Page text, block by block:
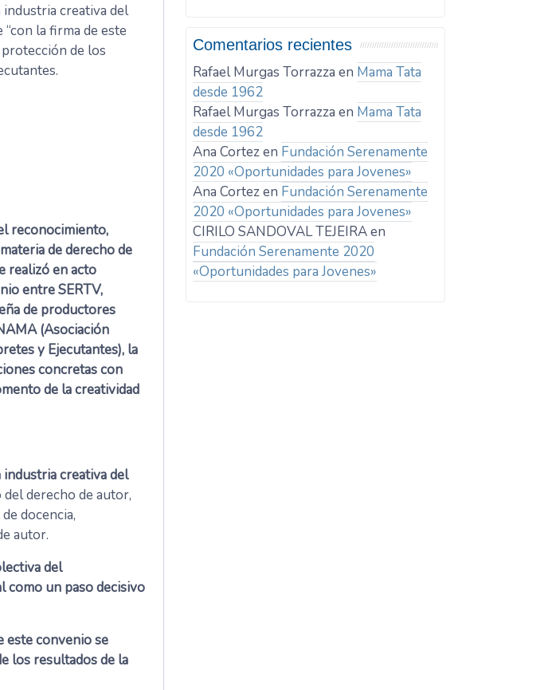
industria creativa del
la firma de este
de los
reconocimiento,
de derecho de
realizó en acto
entre SERTV,
de productores
(Asociación
y Ejecutantes), la
concretas con
de la creatividad
industria creativa del
derecho de autor,
docencia,
autor.
del
como un paso decisivo
este convenio se
los resultados de la
Comentarios recientes
Rafael Murgas Torrazza en Mama Tata
desde 1962
Rafael Murgas Torrazza en Mama Tata
desde 1962
Ana Cortezen Fundación Serenamente
2020 «Oportunidades para Jovenes»
Ana Cortezen Fundación Serenamente
2020 «Oportunidades para Jovenes»
CIRILO SANDOVAL TEJEIRAen
Fundación Serenamente 2020
«Oportunidades para Jovenes»